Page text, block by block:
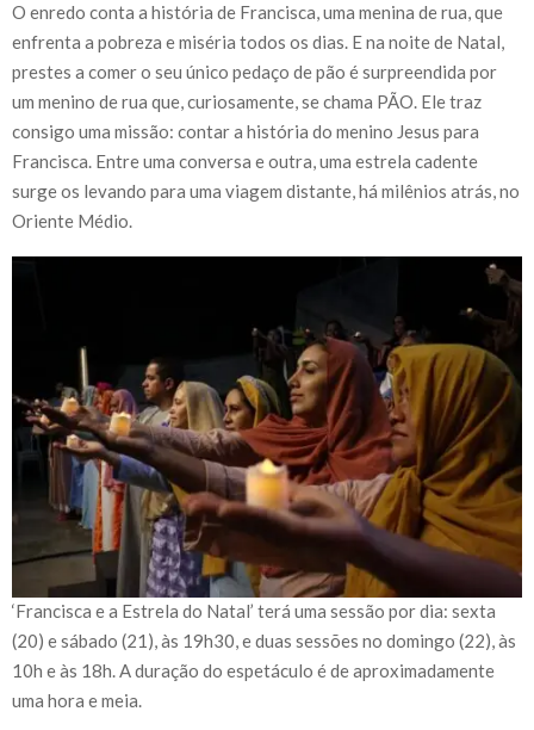
O enredo conta a história de Francisca, uma menina de rua, que
enfrenta a pobreza e miséria todos os dias. E na noite de Natal,
prestes a comer o seu único pedaço de pão é surpreendida por
um menino de rua que, curiosamente, se chama PÃO. Ele traz
consigo uma missão: contar a história do menino Jesus para
Francisca. Entre uma conversa e outra, uma estrela cadente
surge os levando para uma viagem distante, há milênios atrás, no
Oriente Médio.
‘Francisca e a Estrela do Natal’ terá uma sessão por dia: sexta
(20) e sábado (21), às 19h30, e duas sessões no domingo (22), às
10h e às 18h. A duração do espetáculo é de aproximadamente
uma hora e meia.